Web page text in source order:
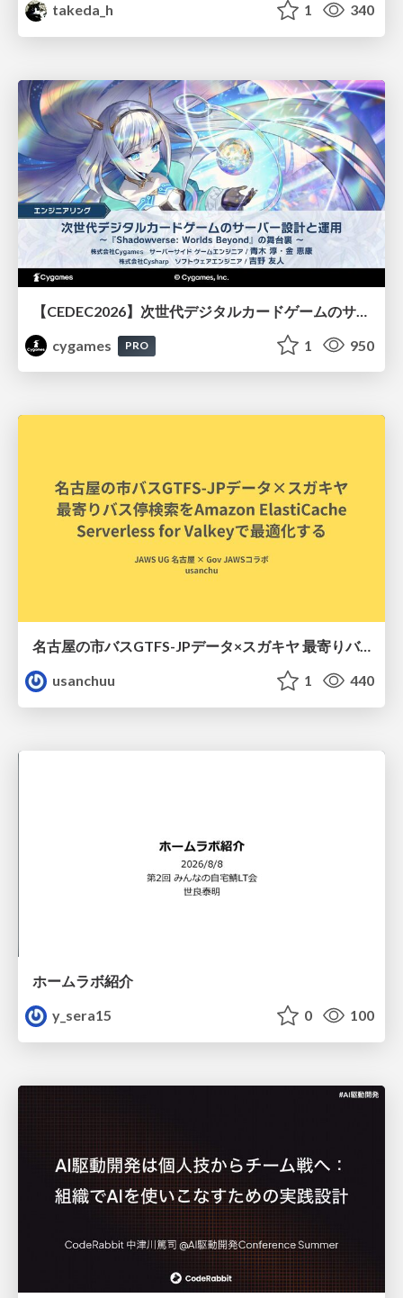
takeda_h
1 340
cygames
PRO 1 950
名古屋の市バスGTFS-JPデータ×スガキヤ 最寄りバス停検索をAmazon ElastiCache Serverless for Valkeyで最適化する
usanchuu
1 440
ホームラボ紹介
y_sera15
0 100